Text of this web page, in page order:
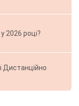
2026 році?
Дистанційно